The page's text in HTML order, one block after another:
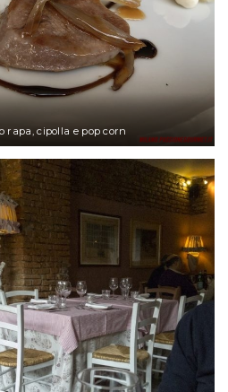
rapa, cipolla e pop corn